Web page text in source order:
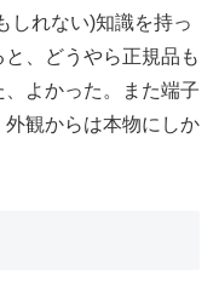
しれない)知識を持っ
、どうやら正規品も
よかった。また端子
観からは本物にしか